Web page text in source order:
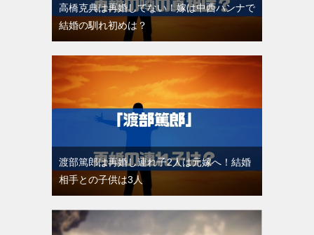
高橋克典は再婚してない！嫁は中西ハンナで
結婚の馴れ初めは？
渡部篤郎は再婚し連れ子2人は元嫁へ！結婚
相手との子供は3人